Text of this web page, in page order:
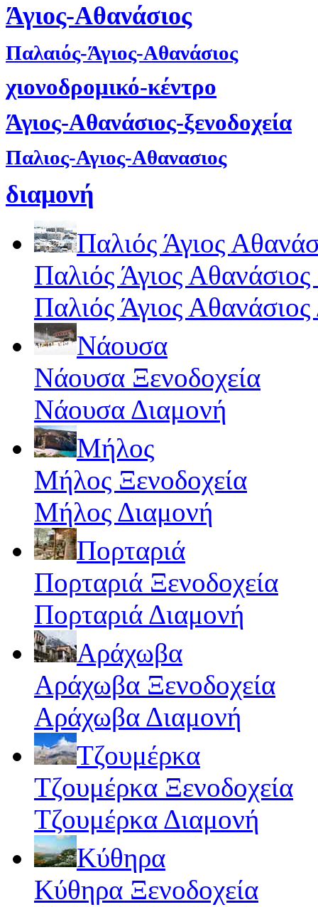
Άγιος-Αθανάσιος
Παλαιός-Άγιος-Αθανάσιος
χιονοδρομικό-κέντρο
Άγιος-Αθανάσιος-ξενοδοχεία
Παλιος-Αγιος-Αθανασιος
διαμονή
Παλιός Άγιος
Παλιός Άγιος Αθανάσιος
Παλιός Άγιος
Νάουσα
Νάουσα Ξενοδοχεία
Νάουσα Διαμονή
Μήλος
Μήλος Ξενοδοχεία
Μήλος Διαμονή
Πορταριά
Πορταριά Ξενοδοχεία
Πορταριά Διαμονή
Αράχωβα
Αράχωβα Ξενοδοχεία
Αράχωβα Διαμονή
Τζουμέρκα
Τζουμέρκα Ξενοδοχεία
Τζουμέρκα Διαμονή
Κύθηρα
Κύθηρα Ξενοδοχεία